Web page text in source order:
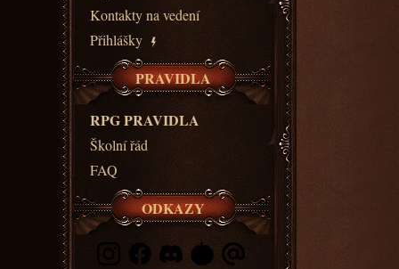
Kontakty na vedení
Přihlášky
PRAVIDLA
RPG PRAVIDLA
Školní řád
FAQ
ODKAZY